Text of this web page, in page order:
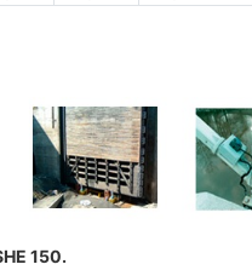
150.